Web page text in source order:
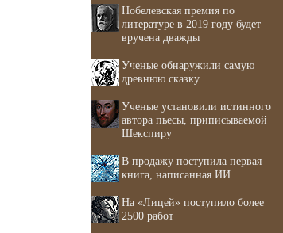
Нобелевская премия по
литературе в 2019 году будет
вручена дважды
Ученые обнаружили самую
древнюю сказку
Ученые установили истинного
автора пьесы, приписываемой
Шекспиру
В продажу поступила первая
книга, написанная ИИ
На «Лицей» поступило более
2500 работ